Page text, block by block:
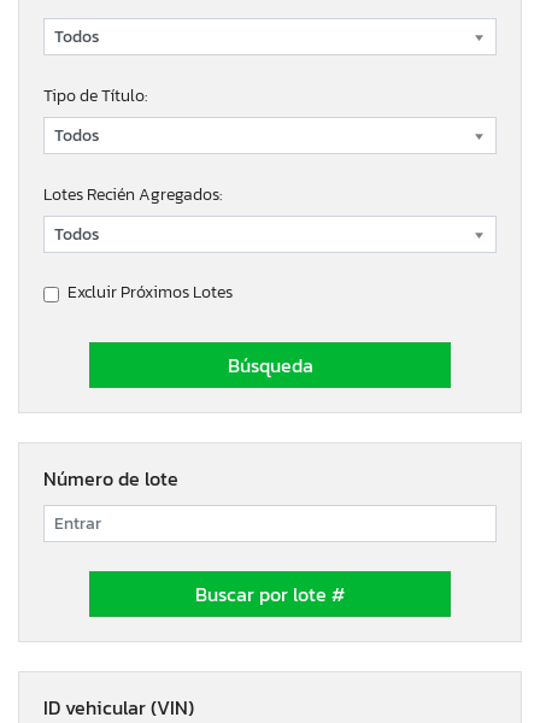
Tipo de Título:
Lotes Recién Agregados:
Excluir Próximos Lotes
Número de lote
ID vehicular (VIN)